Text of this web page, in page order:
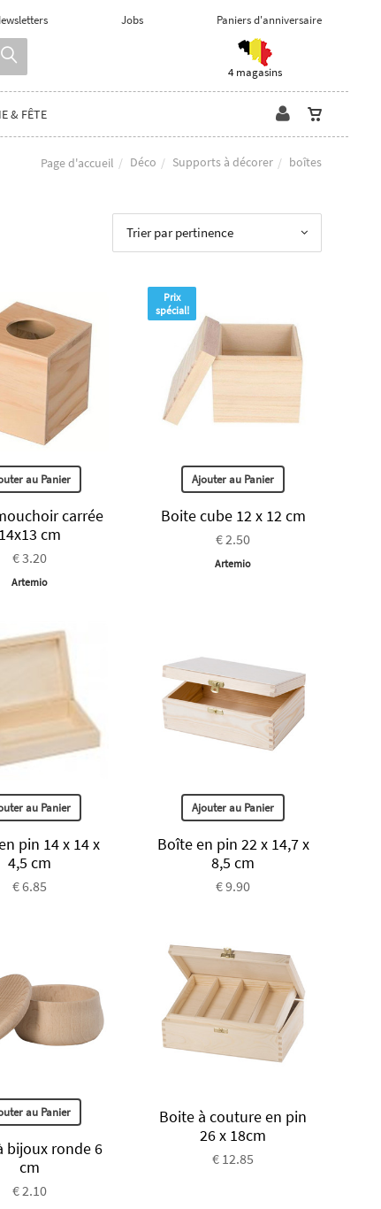
Jobs Paniers d'anniversaire
4 magasins
& FÊTE
Page d'accueil Déco Supports à décorer boîtes
Trier par pertinence
au Panier
carrée
14x13 cm
€ 3.20
Artemio
Prix
spécial!
Ajouter au Panier
Boite cube 12 x 12 cm
€ 2.50
Artemio
au Panier
pin 14 x 14 x
4,5 cm
€ 6.85
Ajouter au Panier
Boîte en pin 22 x 14,7 x
8,5 cm
€ 9.90
au Panier
bijoux ronde 6
cm
€ 2.10
Boite à couture en pin
26 x 18cm
€ 12.85